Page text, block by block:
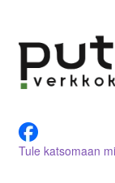
navigointiin
sisältöön
Tietoja meistä
Tule katsomaan